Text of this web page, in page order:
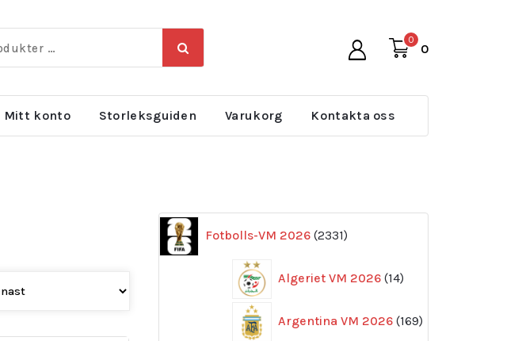
0
0
Mitt konto Storleksguiden Varukorg Kontakta oss
Fotbolls-VM 2026 2331
produkter
Algeriet VM 2026 14
produkter
Argentina VM 2026 169
produkter